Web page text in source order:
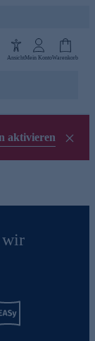
AnsichtMein KontoWarenkorb
aktivieren
wir